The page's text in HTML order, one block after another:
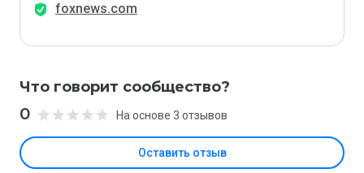
foxnews.com
Что говорит сообщество?
0 На основе 3 отзывов
Оставить отзыв